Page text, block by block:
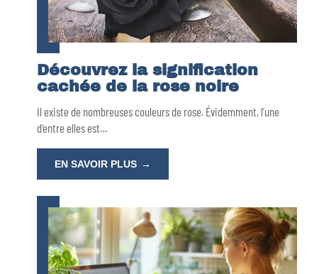
Découvrez la signification
cachée de la rose noire
Il existe de nombreuses couleurs de rose. Évidemment, l’une
d’entre elles est…
EN SAVOIR PLUS